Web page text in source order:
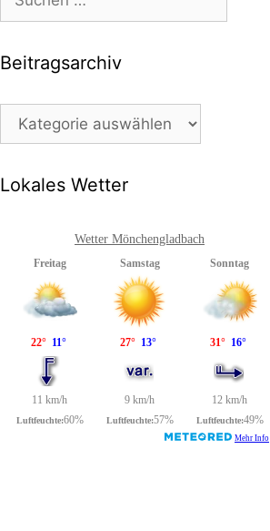
nach:
Beitragsarchiv
Beitragsarchiv
Lokales Wetter
Wetter Mönchengladbach